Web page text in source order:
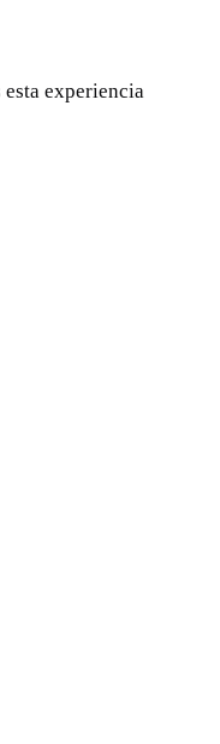
experiencia